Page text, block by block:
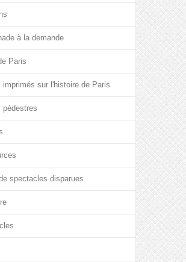
à la demande
Paris
imprimés sur l'histoire de Paris
pédestres
spectacles disparues